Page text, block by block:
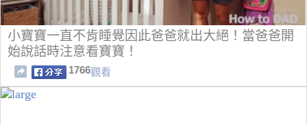
小寶寶一直不肯睡覺因此爸爸就出大絕！當爸爸開
始說話時注意看寶寶！
1766觀看